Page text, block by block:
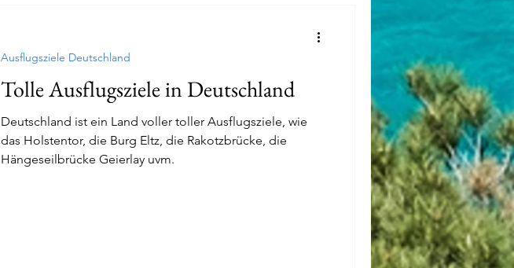
Tolle Ausflugsziele in Deutschland
Deutschland ist ein Land voller toller Ausflugsziele, wie
das Holstentor, die Burg Eltz, die Rakotzbrücke, die
Hängeseilbrücke Geierlay uvm.
Ausflugsziele Deutschland